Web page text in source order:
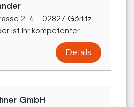
2-4 - 02827 Görlitz
ist Ihr kompetenter...
Details
GmbH